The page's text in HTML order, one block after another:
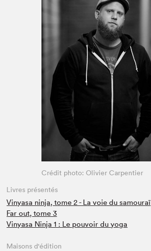
Espace enseignant·e·s
Espace pro
Crédit photo: Olivier Carpentier
Livres présentés
Vinyasa ninja, tome 2 - La voie du samouraï
Far out, tome 3
Vinyasa Ninja 1 : Le pouvoir du yoga
Maisons d'édition